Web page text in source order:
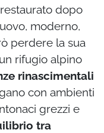
dopo
moderno,
perdere la sua
rifugio alpino
rinascimentali
con ambienti
grezzi e
tra